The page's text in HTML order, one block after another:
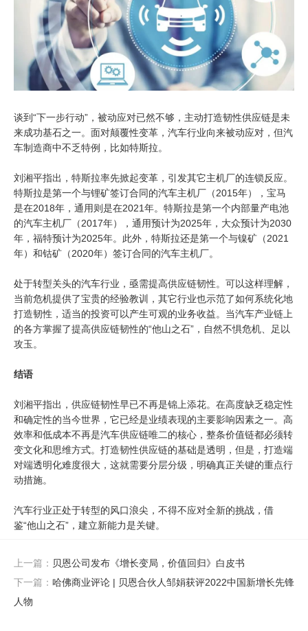
谈到“下一步行动”，被动应对已然不够，主动打造韧性供应链是未
来成功基石之一。面对颠覆性变革，汽车行业向来被动应对，但汽
车制造商中不乏特例，比如特斯拉。
刘湘平指出，特斯拉率先掀起变革，引发其它主机厂的连锁反应。
特斯拉是第一个与锂矿签订合同的汽车主机厂（2015年），宝马
是在2018年，通用则是在2021年。特斯拉是第一个内部量产电池
的汽车主机厂（2017年），通用预计为2025年，大众预计为2030
年，福特预计为2025年。此外，特斯拉还是第一个与镍矿（2021
年）和钴矿（2020年）签订合同的汽车主机厂。
处于转型关头的汽车行业，亟需提高供应链韧性。可以这样理解，
当前危机提供了宝贵的经验教训，其它行业也示范了如何系统化地
打造韧性，适当的投资可以产生可观的业务收益。当汽车产业链上
的各方掌握了提高供应链韧性的“他山之石”，自然不惧危机、足以
攻玉。
结语
刘湘平指出，供应链韧性早已不再是锦上添花。在高度缺乏稳定性
和确定性的当今世界，它已经是业绩表现的主要影响因素之一。高
效率和低成本不再是汽车供应链唯二的核心，整条价值链都必须转
变文化和思维方式。打造韧性供应链的基础是透明，但是，打造端
对端透明化难度很大，这就需要分层分级，明确真正关键的重点行
动措施。
汽车行业正处于转型的风口浪尖，不得不应对全新的挑战，借
鉴“他山之石”，建立新能力是关键。
上一篇： 贝恩公司发布《增长变局，价值回归》白皮书
下一篇： 哈佛商业评论 | 贝恩合伙人邹娟获评2022中国新增长先锋
人物